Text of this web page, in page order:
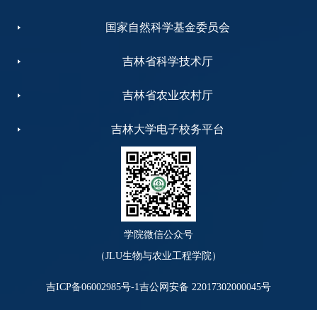
国家自然科学基金委员会
吉林省科学技术厅
吉林省农业农村厅
吉林大学电子校务平台
学院微信公众号
（JLU生物与农业工程学院）
吉ICP备06002985号-1吉公网安备 22017302000045号